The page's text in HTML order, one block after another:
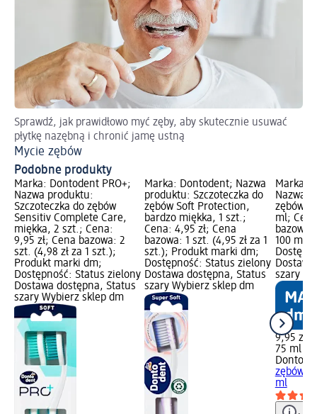
Sprawdź, jak prawidłowo myć zęby, aby skutecznie usuwać
płytkę nazębną i chronić jamę ustną
Mycie zębów
Podobne produkty
Marka: Dontodent PRO+;
Nazwa produktu:
Szczoteczka do zębów
Sensitiv Complete Care,
miękka, 2 szt.; Cena:
9,95 zł; Cena bazowa: 2
szt. (4,98 zł za 1 szt.);
Produkt marki dm;
Dostępność: Status zielony
Dostawa dostępna, Status
szary Wybierz sklep dm
Marka: Dontodent; Nazwa
produktu: Szczoteczka do
zębów Soft Protection,
bardzo miękka, 1 szt.;
Cena: 4,95 zł; Cena
bazowa: 1 szt. (4,95 zł za 1
szt.); Produkt marki dm;
Dostępność: Status zielony
Dostawa dostępna, Status
szary Wybierz sklep dm
Marka:
Nazwa
zębów z
ml;
bazowa:
100 ml);
szary
9,95 zł
75 ml
zębów z
ml